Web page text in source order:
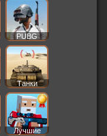
PUBG
Танки
Лучшие